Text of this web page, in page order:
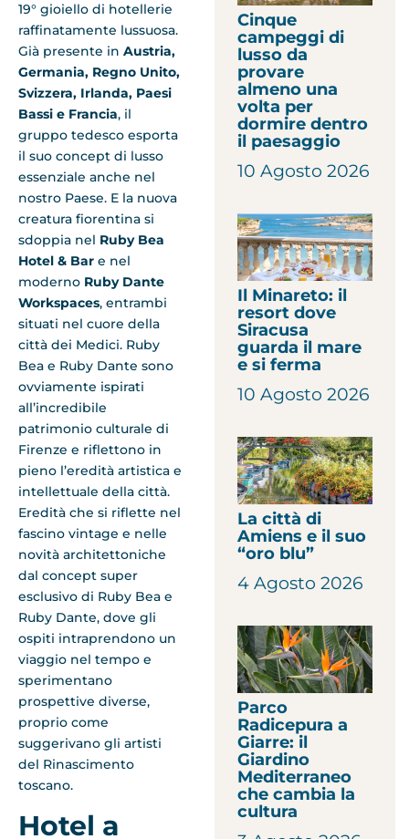
19° gioiello di hotellerie
raffinatamente lussuosa.
Già presente in Austria,
Germania, Regno Unito,
Svizzera, Irlanda, Paesi
Bassi e Francia, il
gruppo tedesco esporta
il suo concept di lusso
essenziale anche nel
nostro Paese. E la nuova
creatura fiorentina si
sdoppia nel Ruby Bea
Hotel & Bar e nel
moderno Ruby Dante
Workspaces, entrambi
situati nel cuore della
città dei Medici. Ruby
Bea e Ruby Dante sono
ovviamente ispirati
all’incredibile
patrimonio culturale di
Firenze e riflettono in
pieno l’eredità artistica e
intellettuale della città.
Eredità che si riflette nel
fascino vintage e nelle
novità architettoniche
dal concept super
esclusivo di Ruby Bea e
Ruby Dante, dove gli
ospiti intraprendono un
viaggio nel tempo e
sperimentano
prospettive diverse,
proprio come
suggerivano gli artisti
del Rinascimento
toscano.
Hotel a
Cinque
campeggi di
lusso da
provare
almeno una
volta per
dormire dentro
il paesaggio
10 Agosto 2026
Il Minareto: il
resort dove
Siracusa
guarda il mare
e si ferma
10 Agosto 2026
La città di
Amiens e il suo
“oro blu”
4 Agosto 2026
Parco
Radicepura a
Giarre: il
Giardino
Mediterraneo
che cambia la
cultura